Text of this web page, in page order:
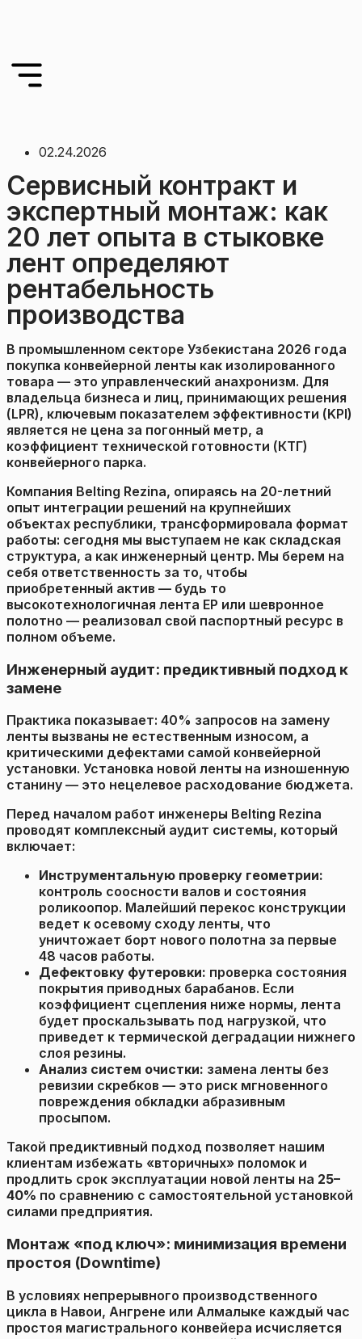
02.24.2026
Сервисный контракт и
экспертный монтаж: как
20 лет опыта в стыковке
лент определяют
рентабельность
производства
В промышленном секторе Узбекистана 2026 года
покупка конвейерной ленты как изолированного
товара — это управленческий анахронизм. Для
владельца бизнеса и лиц, принимающих решения
(LPR), ключевым показателем эффективности (KPI)
является не цена за погонный метр, а
коэффициент технической готовности (КТГ)
конвейерного парка.
Компания Belting Rezina, опираясь на 20-летний
опыт интеграции решений на крупнейших
объектах республики, трансформировала формат
работы: сегодня мы выступаем не как складская
структура, а как инженерный центр. Мы берем на
себя ответственность за то, чтобы
приобретенный актив — будь то
высокотехнологичная лента EP или шевронное
полотно — реализовал свой паспортный ресурс в
полном объеме.
Инженерный аудит: предиктивный подход к
замене
Практика показывает: 40% запросов на замену
ленты вызваны не естественным износом, а
критическими дефектами самой конвейерной
установки. Установка новой ленты на изношенную
станину — это нецелевое расходование бюджета.
Перед началом работ инженеры Belting Rezina
проводят комплексный аудит системы, который
включает:
Инструментальную проверку геометрии:
контроль соосности валов и состояния
роликоопор. Малейший перекос конструкции
ведет к осевому сходу ленты, что
уничтожает борт нового полотна за первые
48 часов работы.
Дефектовку футеровки: проверка состояния
покрытия приводных барабанов. Если
коэффициент сцепления ниже нормы, лента
будет проскальзывать под нагрузкой, что
приведет к термической деградации нижнего
слоя резины.
Анализ систем очистки: замена ленты без
ревизии скребков — это риск мгновенного
повреждения обкладки абразивным
просыпом.
Такой предиктивный подход позволяет нашим
клиентам избежать «вторичных» поломок и
продлить срок эксплуатации новой ленты на 25–
40% по сравнению с самостоятельной установкой
силами предприятия.
Монтаж «под ключ»: минимизация времени
простоя (Downtime)
В условиях непрерывного производственного
цикла в Навои, Ангрене или Алмалыке каждый час
простоя магистрального конвейера исчисляется